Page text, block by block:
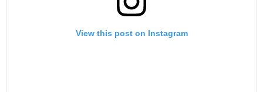
View this post on Instagram